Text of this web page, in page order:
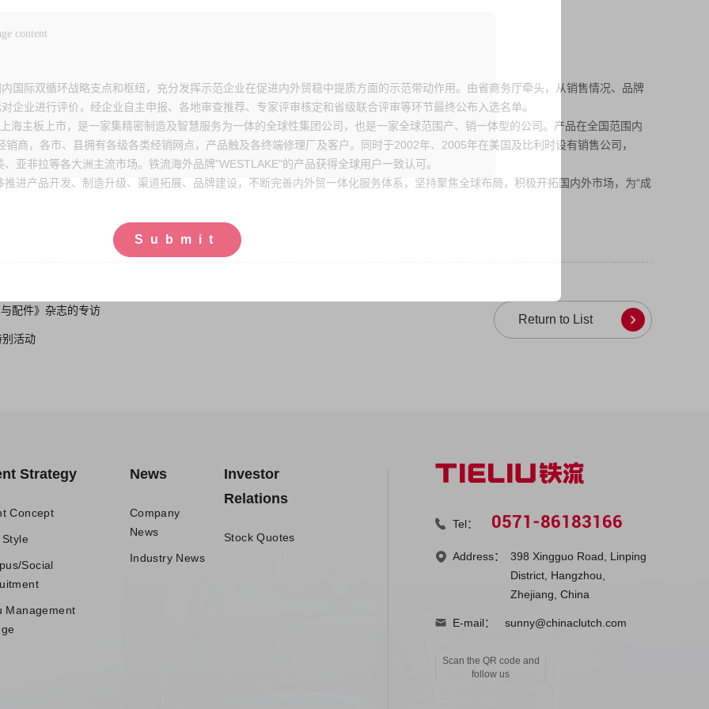
际双循环战略支点和枢纽，充分发挥示范企业在促进内外贸稳中提质方面的示范带动作用。由省商务厅牵头，从销售情况、品牌
企业进行评价，经企业自主申报、各地审查推荐、专家评审核定和省级联合评审等环节最终公布入选名单。
板上市，是一家集精密制造及智慧服务为一体的全球性集团公司，也是一家全球范围产、销一体型的公司。产品在全国范围内
销商，各市、县拥有各级各类经销网点，产品触及各终端修理厂及客户。同时于2002年、2005年在美国及比利时设有销售公司，
亚非拉等各大洲主流市场。铁流海外品牌"WESTLAKE"的产品获得全球用户一致认可。
品开发、制造升级、渠道拓展、品牌建设，不断完善内外贸一体化服务体系，坚持聚焦全球布局，积极开拓国内外市场，为“成
配件》杂志的专访
活动
Return to List
Submit
Strategy
Concept
Social
Management
News
Company
News
Industry News
Investor
Relations
Stock Quotes
Tel： 0571-86183166
Address：
398 Xingguo Road, Linping
District, Hangzhou,
Zhejiang, China
E-mail： sunny@chinaclutch.com
Scan the QR code and
follow us